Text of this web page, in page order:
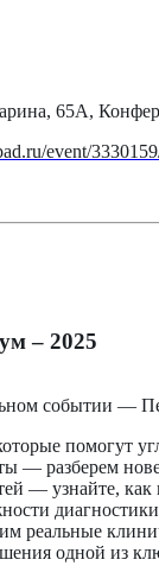
65А,
event/
– 2025
событии —
помогут
— разберем
— узнайте,
реальные
одной из